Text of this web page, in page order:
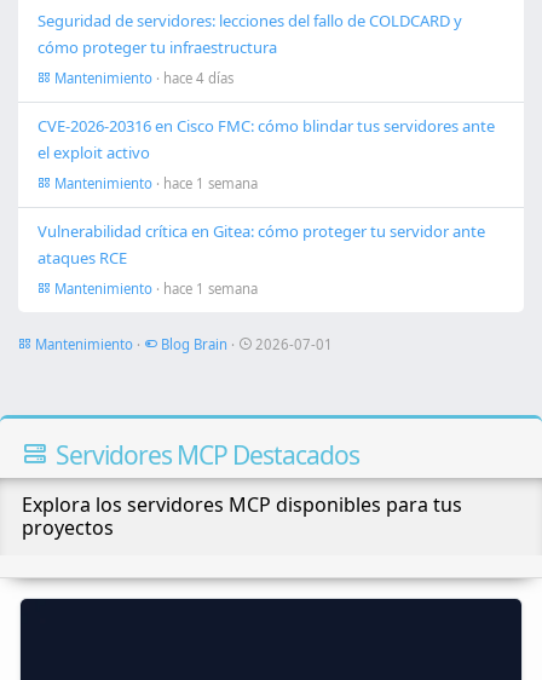
Seguridad de servidores: lecciones del fallo de COLDCARD y
cómo proteger tu infraestructura
Mantenimiento · hace 4 días
CVE-2026-20316 en Cisco FMC: cómo blindar tus servidores ante
el exploit activo
Mantenimiento · hace 1 semana
Vulnerabilidad crítica en Gitea: cómo proteger tu servidor ante
ataques RCE
Mantenimiento · hace 1 semana
Mantenimiento · Blog Brain · 2026-07-01
Servidores MCP Destacados
Explora los servidores MCP disponibles para tus
proyectos